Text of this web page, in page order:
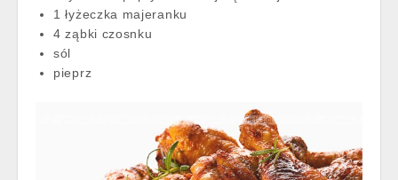
1 łyżeczka majeranku
4 ząbki czosnku
sól
pieprz